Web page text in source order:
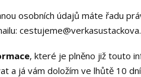
osobních údajů máte řadu
, které je plněno již touto
a já vám doložím ve lhůtě 10